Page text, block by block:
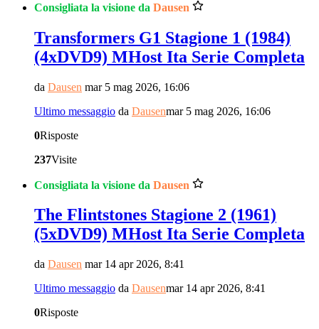
Consigliata la visione da Dausen
Transformers G1 Stagione 1 (1984)
(4xDVD9) MHost Ita Serie Completa
da Dausen mar 5 mag 2026, 16:06
Ultimo messaggio da Dausenmar 5 mag 2026, 16:06
0Risposte
237Visite
Consigliata la visione da Dausen
The Flintstones Stagione 2 (1961)
(5xDVD9) MHost Ita Serie Completa
da Dausen mar 14 apr 2026, 8:41
Ultimo messaggio da Dausenmar 14 apr 2026, 8:41
0Risposte